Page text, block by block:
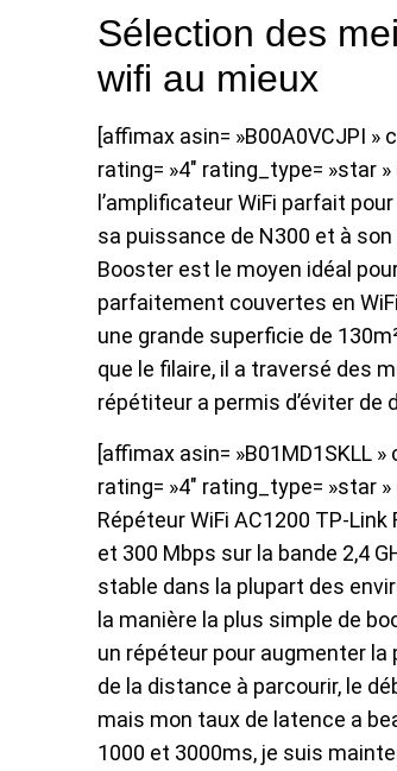
Sélection des
wifi au mieux
[affimax asin= »B00A0VCJPI »
rating= »4″ rating_type= »star
l’amplificateur WiFi parfait
sa puissance de N300 et à
Booster est le moyen idéal
parfaitement couvertes en
une grande superficie de
que le filaire, il a traversé des
répétiteur a permis d’éviter de
[affimax asin= »B01MD1SKLL
rating= »4″ rating_type= »star
Répéteur WiFi AC1200 TP-
et 300 Mbps sur la bande 2,4
stable dans la plupart des
la manière la plus simple de
un répéteur pour augmenter la
de la distance à parcourir, le
mais mon taux de latence a
1000 et 3000ms, je suis